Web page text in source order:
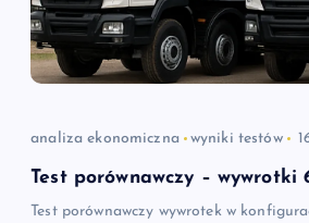
analiza ekonomiczna wyniki testów
Test porównawczy – wywrotki
Test porównawczy wywrotek w